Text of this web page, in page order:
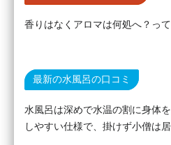
香りはなくアロマは何処へ？って
最新の水風呂の口コミ
水風呂は深めで水温の割に身体
しやすい仕様で、掛けず小僧は